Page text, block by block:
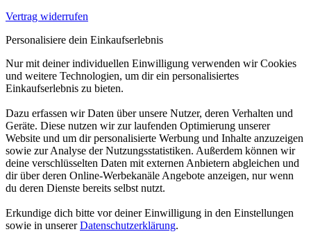
Vertrag widerrufen
Personalisiere dein Einkaufserlebnis
Nur mit deiner individuellen Einwilligung verwenden wir Cookies
und weitere Technologien, um dir ein personalisiertes
Einkaufserlebnis zu bieten.
Dazu erfassen wir Daten über unsere Nutzer, deren Verhalten und
Geräte. Diese nutzen wir zur laufenden Optimierung unserer
Website und um dir personalisierte Werbung und Inhalte anzuzeigen
sowie zur Analyse der Nutzungsstatistiken. Außerdem können wir
deine verschlüsselten Daten mit externen Anbietern abgleichen und
dir über deren Online-Werbekanäle Angebote anzeigen, nur wenn
du deren Dienste bereits selbst nutzt.
Erkundige dich bitte vor deiner Einwilligung in den Einstellungen
sowie in unsererDatenschutzerklärung.